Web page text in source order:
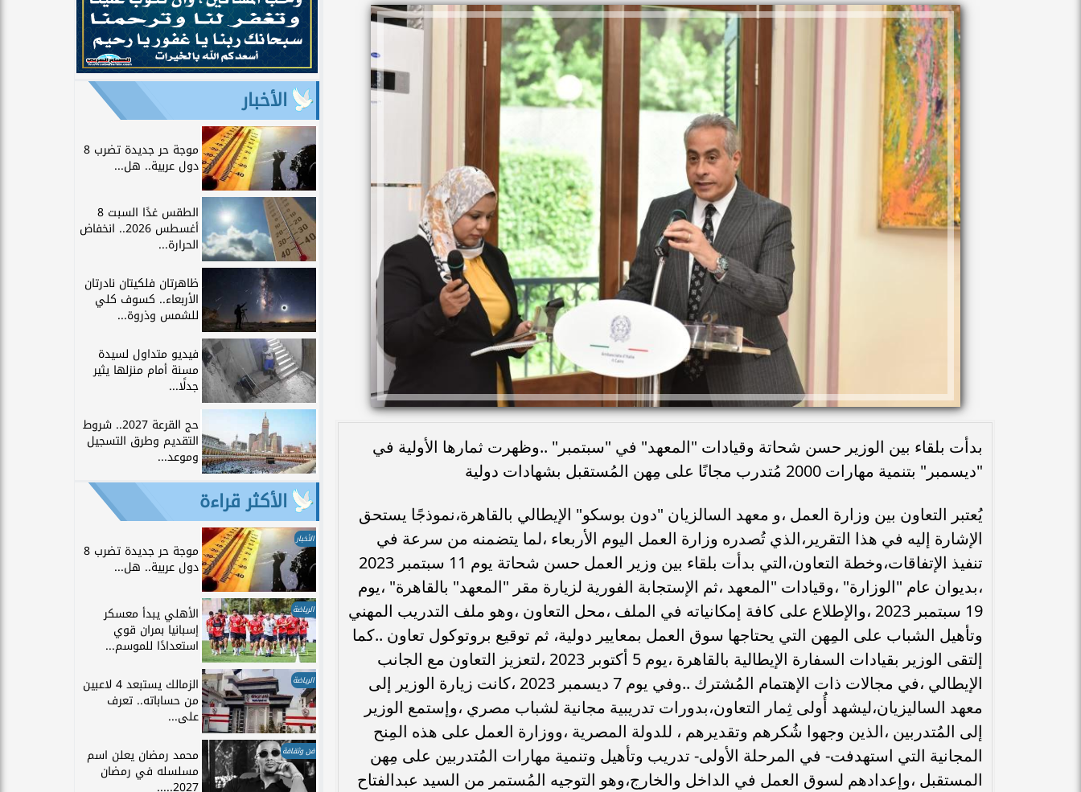
بدأت بلقاء بين الوزير حسن شحاتة وقيادات "المعهد" في "سبتمبر" ..وظهرت ثمارها الأولية في
"ديسمبر" بتنمية مهارات 2000 مُتدرب مجانًا على مِهن المُستقبل بشهادات دولية
يُعتبر التعاون بين وزارة العمل ،و معهد السالزيان "دون بوسكو" الإيطالي بالقاهرة،نموذجًا يستحق
الإشارة إليه في هذا التقرير،الذي تُصدره وزارة العمل اليوم الأربعاء ،لما يتضمنه من سرعة في
تنفيذ الإتفاقات،وخطة التعاون،التي بدأت بلقاء بين وزير العمل حسن شحاتة يوم 11 سبتمبر 2023
،بديوان عام "الوزارة" ،وقيادات "المعهد ،ثم الإستجابة الفورية لزيارة مقر "المعهد" بالقاهرة" ،يوم
19 سبتمبر 2023 ،والإطلاع على كافة إمكانياته في الملف ،محل التعاون ،وهو ملف التدريب المهني
وتأهيل الشباب على المِهن التي يحتاجها سوق العمل بمعايير دولية، ثم توقيع بروتوكول تعاون ..كما
إلتقى الوزير بقيادات السفارة الإيطالية بالقاهرة ،يوم 5 أكتوبر 2023 ،لتعزيز التعاون مع الجانب
الإيطالي ،في مجالات ذات الإهتمام المُشترك ..وفي يوم 7 ديسمبر 2023 ،كانت زيارة الوزير إلى
معهد الساليزيان،ليشهد أُولى ثِمار التعاون،بدورات تدريبية مجانية لشباب مصري ،وإستمع الوزير
إلى المُتدربين ،الذين وجهوا شُكرهم وتقديرهم ، للدولة المصرية ،ووزارة العمل على هذه المِنح
المجانية التي استهدفت- في المرحلة الأولى- تدريب وتأهيل وتنمية مهارات المُتدربين على مِهن
المستقبل ،وإعدادهم لسوق العمل في الداخل والخارج،وهو التوجيه المُستمر من السيد عبدالفتاح
الأخبار
موجة حر جديدة تضرب 8
دول عربية.. هل...
الطقس غدًا السبت 8
أغسطس 2026.. انخفاض
الحرارة...
ظاهرتان فلكيتان نادرتان
الأربعاء.. كسوف كلي
للشمس وذروة...
فيديو متداول لسيدة
مسنة أمام منزلها يثير
جدلًا...
حج القرعة 2027.. شروط
التقديم وطرق التسجيل
وموعد...
الأكثر قراءة
الأخبار
موجة حر جديدة تضرب 8
دول عربية.. هل...
الرياضة الأهلي يبدأ معسكر
إسبانيا بمران قوي
استعدادًا للموسم...
الرياضة الزمالك يستبعد 4 لاعبين
من حساباته.. تعرف
على...
فن وثقافة محمد رمضان يعلن اسم
مسلسله في رمضان
2027.....